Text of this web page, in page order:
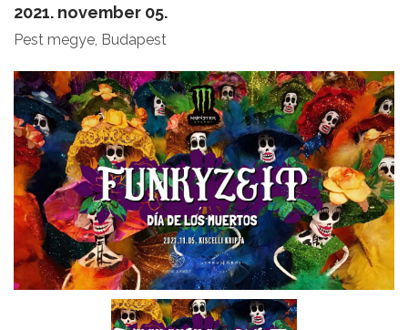
2021. november 05.
Pest megye, Budapest